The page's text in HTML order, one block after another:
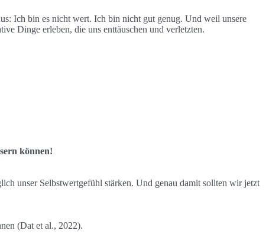
Ich bin es nicht wert. Ich bin nicht gut genug. Und weil unsere
Dinge erleben, die uns enttäuschen und verletzten.
können!
unser Selbstwertgefühl stärken. Und genau damit sollten wir jetzt
(Dat et al., 2022).